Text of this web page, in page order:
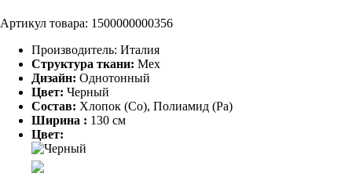
Артикул товара: 1500000000356
Производитель: Италия
Структура ткани: Мех
Дизайн: Однотонный
Цвет: Черный
Состав: Хлопок (Co), Полиамид (Pa)
Ширина : 130 см
Цвет: